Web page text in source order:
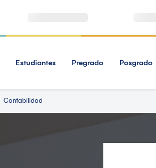
Estudiantes Pregrado Posgrado
Contabilidad